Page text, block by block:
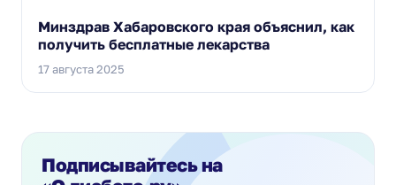
Минздрав Хабаровского края объяснил, как
получить бесплатные лекарства
17 августа 2025
Подписывайтесь на